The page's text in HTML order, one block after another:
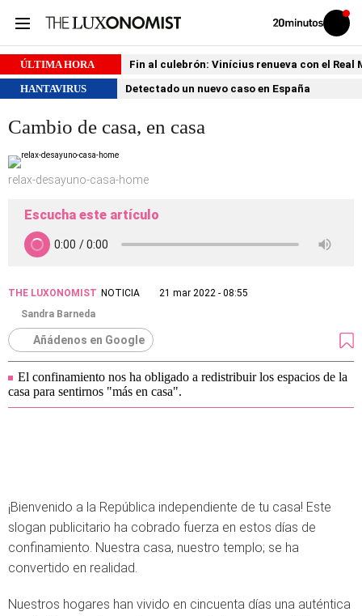
Volver
Iniciar
sesión
ÚLTIMA HORA
Fin al culebrón: Vinícius renueva con el Real
HANTAVIRUS
Detectado un nuevo caso en España
Cambio de casa, en casa
relax-desayuno-casa-home
Escucha este artículo
THE LUXONOMIST NOTICIA
21 mar 2022 - 08:55
Sandra Barneda
Añádenos en Google
El confinamiento nos ha obligado a redistribuir los espacios de la
casa para sentirnos "más en casa".
¡Bienvenido a la República independiente de tu casa! Este
slogan publicitario ha cobrado fuerza en estos días de
confinamiento. Nuestra casa, nuestro templo; se ha
convertido en realidad.
Nuestros hogares han vivido en cincuenta días una auténtica